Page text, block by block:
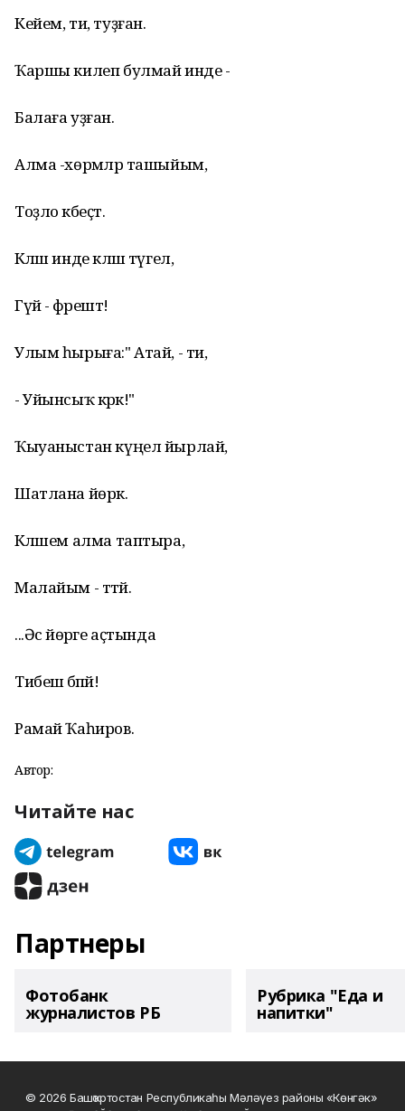
Кейем, ти, туҙған.
Ҡаршы килеп булмай инде -
Балаға уҙған.
Алма -хөрмәләр ташыйым,
Тоҙло кәбеҫтә.
Кәләш инде кәләш түгел,
Гүйә - фәрештә!
Улым һырыға:" Атай, - ти,
- Уйынсыҡ кәрәк!"
Ҡыуаныстан күңел йырлай,
Шатлана йөрәк.
Кәләшем алма таптыра,
Малайым - тәтәй.
...Әсә йөрәге аҫтында
Тибешә бәпәй!
Рамай Ҡаһиров.
Автор:
Читайте нас
Партнеры
Фотобанк
журналистов РБ
Рубрика "Еда и
напитки"
© 2026 Башҡортостан Республикаһы Мәләүез районы «Көнгәк»